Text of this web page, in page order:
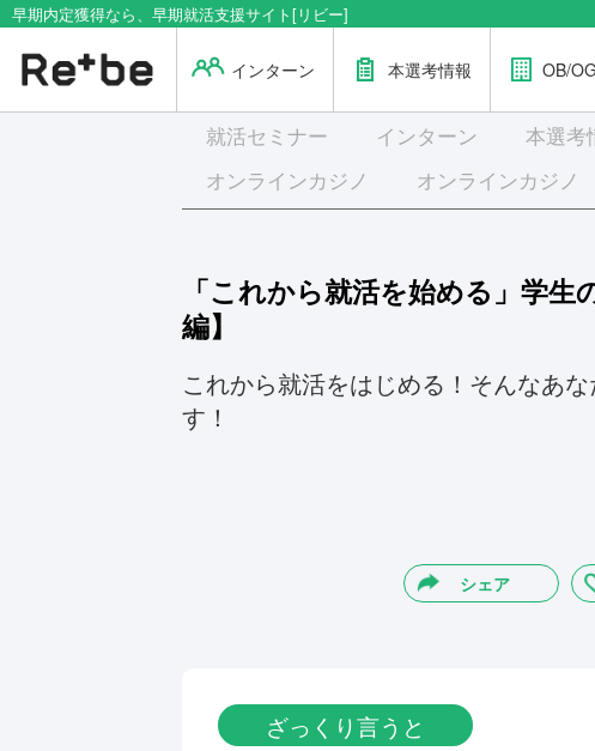
早期内定獲得なら、早期就活支援サイト[リビー]
インターン 本選考情報 OB/
就活セミナー インターン 本選考
オンラインカジノ
オンラインカジノ
「これから就活を始める」学
編】
これから就活をはじめる！そんなあ
す！
シェア
ざっくり言うと